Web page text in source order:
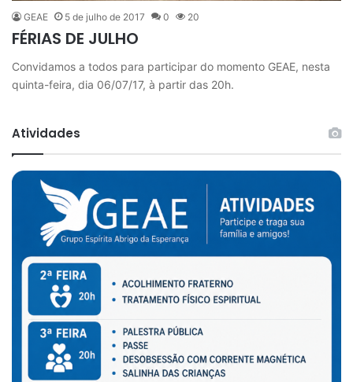
GEAE 5 de julho de 2017 0 20
FÉRIAS DE JULHO
Convidamos a todos para participar do momento GEAE, nesta
quinta-feira, dia 06/07/17, à partir das 20h.
Atividades